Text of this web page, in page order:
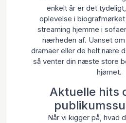
enkelt år er det
oplevelse i
streaming hjemme i
nærheden af. Uanset
dramaer eller de helt nære
så venter din næste store
hjørnet.
Aktuelle hits
Når vi kigger på, hvad